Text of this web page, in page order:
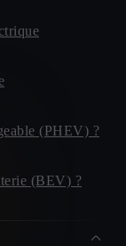
(PHEV) ?
(BEV) ?